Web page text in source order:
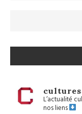
L’actualité
nos liens